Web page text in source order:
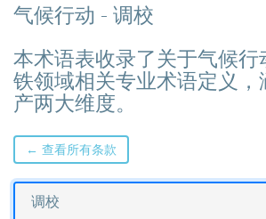
气候行动 - 调校
本术语表收录了关于气候行
铁领域相关专业术语定义，
产两大维度。
← 查看所有条款
调校